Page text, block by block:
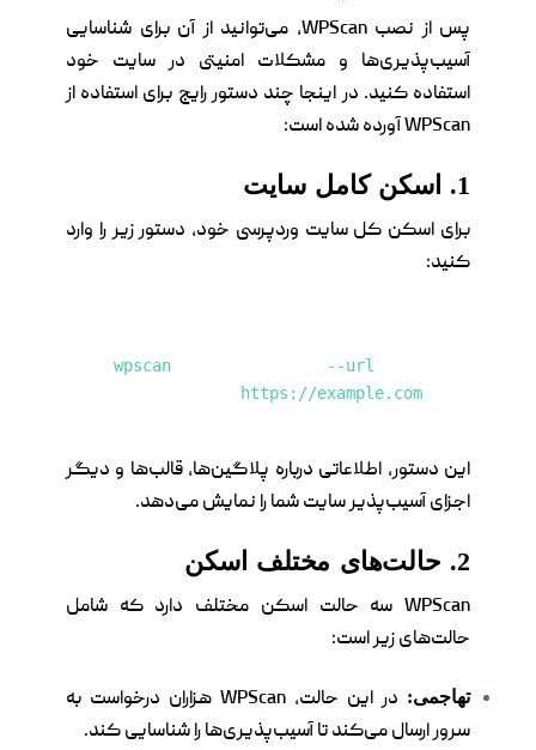
پس از نصب WPScan، می‌توانید از آن برای شناسایی
آسیب‌پذیری‌ها و مشکلات امنیتی در سایت خود
استفاده کنید. در اینجا چند دستور رایج برای استفاده از
WPScan آورده شده است:
1. اسکن کامل سایت
برای اسکن کل سایت وردپرسی خود، دستور زیر را وارد
کنید:
wpscan --url
https://example.com
این دستور، اطلاعاتی درباره پلاگین‌ها، قالب‌ها و دیگر
اجزای آسیب‌پذیر سایت شما را نمایش می‌دهد.
2. حالت‌های مختلف اسکن
WPScan سه حالت اسکن مختلف دارد که شامل
حالت‌های زیر است:
تهاجمی:
در این حالت، WPScan هزاران درخواست به
سرور ارسال می‌کند تا آسیب‌پذیری‌ها را شناسایی کند.